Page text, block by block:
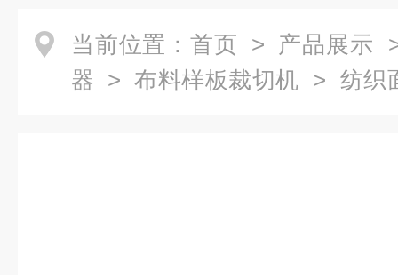
当前位置： 首页 > 产品展示
器 > 布料样板裁切机 > 纺织